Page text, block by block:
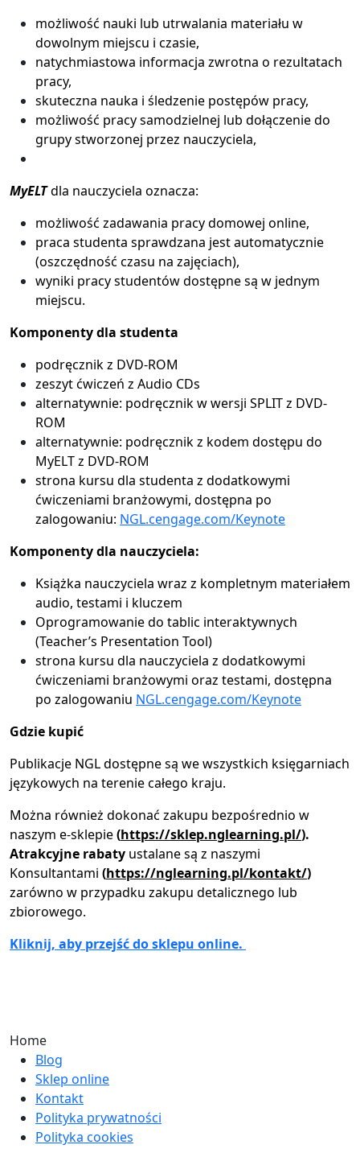
możliwość nauki lub utrwalania materiału w
dowolnym miejscu i czasie,
natychmiastowa informacja zwrotna o rezultatach
pracy,
skuteczna nauka i śledzenie postępów pracy,
możliwość pracy samodzielnej lub dołączenie do
grupy stworzonej przez nauczyciela,
MyELTdla nauczyciela oznacza:
możliwość zadawania pracy domowej online,
praca studenta sprawdzana jest automatycznie
(oszczędność czasu na zajęciach),
wyniki pracy studentów dostępne są w jednym
miejscu.
Komponenty dla studenta
podręcznik z DVD-ROM
zeszyt ćwiczeń z Audio CDs
alternatywnie: podręcznik w wersji SPLIT z DVD-
ROM
alternatywnie: podręcznik z kodem dostępu do
MyELT z DVD-ROM
strona kursu dla studenta z dodatkowymi
ćwiczeniami branżowymi, dostępna po
zalogowaniu: NGL.cengage.com/Keynote
Komponenty dla nauczyciela:
Książka nauczyciela wraz z kompletnym materiałem
audio, testami i kluczem
Oprogramowanie do tablic interaktywnych
(Teacher’s Presentation Tool)
strona kursu dla nauczyciela z dodatkowymi
ćwiczeniami branżowymi oraz testami, dostępna
po zalogowaniu NGL.cengage.com/Keynote
Gdzie kupić
Publikacje NGL dostępne są we wszystkich księgarniach
językowych na terenie całego kraju.
Można również dokonać zakupu bezpośrednio w
naszym e-sklepie(https://sklep.nglearning.pl/).
Atrakcyjne rabaty ustalane są z naszymi
Konsultantami (https://nglearning.pl/kontakt/)
zarówno w przypadku zakupu detalicznego lub
zbiorowego.
Kliknij, aby przejść do sklepu online.
Home
Blog
Sklep online
Kontakt
Polityka prywatności
Polityka cookies